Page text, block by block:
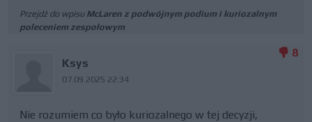
Przejdź do wpisu McLaren z podwójnym podium i kuriozalnym
poleceniem zespołowym
Ksys
07.09.2025 22:34
8
Nie rozumiem co było kuriozalnego w tej decyzji,